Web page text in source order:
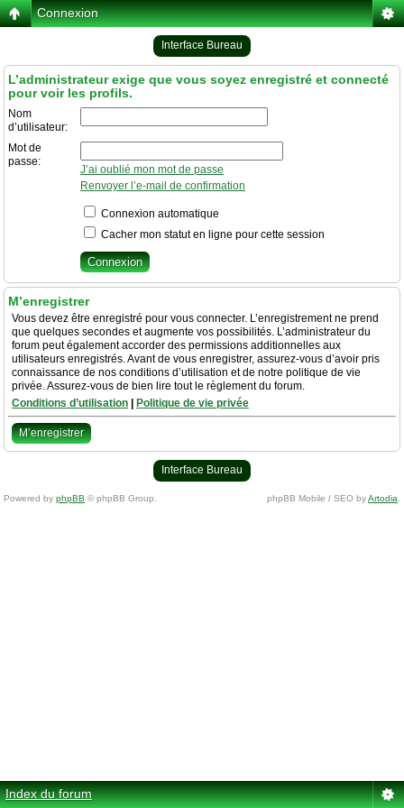
Connexion
Interface Bureau
L’administrateur exige que vous soyez enregistré et connecté
pour voir les profils.
Nom
d’utilisateur:
Mot de
passe:
J’ai oublié mon mot de passe
Renvoyer l’e-mail de confirmation
Connexion automatique
Cacher mon statut en ligne pour cette session
M’enregistrer
Vous devez être enregistré pour vous connecter. L’enregistrement ne prend
que quelques secondes et augmente vos possibilités. L’administrateur du
forum peut également accorder des permissions additionnelles aux
utilisateurs enregistrés. Avant de vous enregistrer, assurez-vous d’avoir pris
connaissance de nos conditions d’utilisation et de notre politique de vie
privée. Assurez-vous de bien lire tout le règlement du forum.
Conditions d’utilisation
Politique de vie privée
M’enregistrer
Interface Bureau
Powered by phpBB © phpBB Group. phpBB Mobile / SEO byArtodia
Index du forum